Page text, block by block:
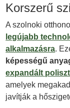
Korszerű
A szolnoki
legújabb
alkalmazásra.
képességű
expandált
amelyek
javítják a